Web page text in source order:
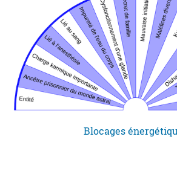
Blocages